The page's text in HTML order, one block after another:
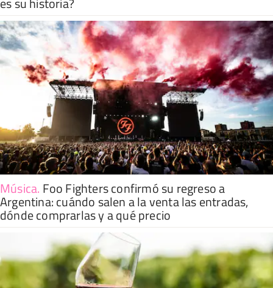
Música. Foo Fighters confirmó su regreso a
Argentina: cuándo salen a la venta las entradas,
dónde comprarlas y a qué precio